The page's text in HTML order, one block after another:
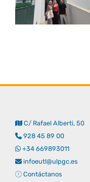
C/ Rafael Alberti, 50
928 45 89 00
+34 669893011
infoeutl@ulpgc.es
Contáctanos